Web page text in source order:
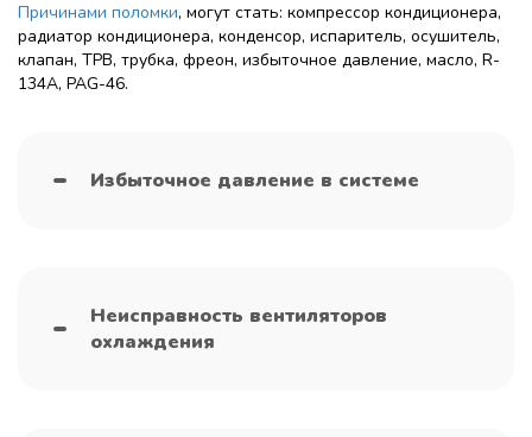
Причинами поломки, могут стать: компрессор кондиционера,
радиатор кондиционера, конденсор, испаритель, осушитель,
клапан, ТРВ, трубка, фреон, избыточное давление, масло, R-
134A, PAG-46.
Избыточное давление в системе
Неисправность вентиляторов
охлаждения